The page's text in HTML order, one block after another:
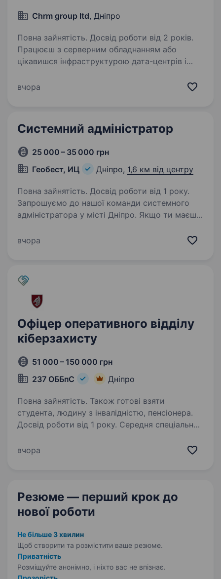
Chrm group ltd, Дніпро
Повна зайнятість. Досвід роботи від 2 років.
Працюєш з серверним обладнанням або
цікавишся інфраструктурою дата-центрів і
Запрошуємо Data Center Technician
вчора
Системний адміністратор
25 000 – 35 000 грн
Геобест, ИЦ
Дніпро, 1,6 км від центру
Повна зайнятість. Досвід роботи від 1 року.
Запрошуємо до нашої команди системного
адміністратора у місті Дніпро. Якщо ти маєш
безперебійну роботу ІТ-систем і хочеш
вчора
Офіцер оперативного відділу
кіберзахисту
51 000 – 150 000 грн
237 ОББпС
Дніпро
Повна зайнятість. Також готові взяти
студента, людину з інвалідністю, пенсіонера.
Досвід роботи від 1 року. Середня спеціальна
кіберзахисту для забезпечення комплексної
кіберзагроз, постійний…
вчора
Резюме — перший крок до
нової роботи
Не більше 3 хвилин
Щоб створити та розмістити ваше резюме.
Приватність
Розміщуйте анонімно, і ніхто вас не впізнає.